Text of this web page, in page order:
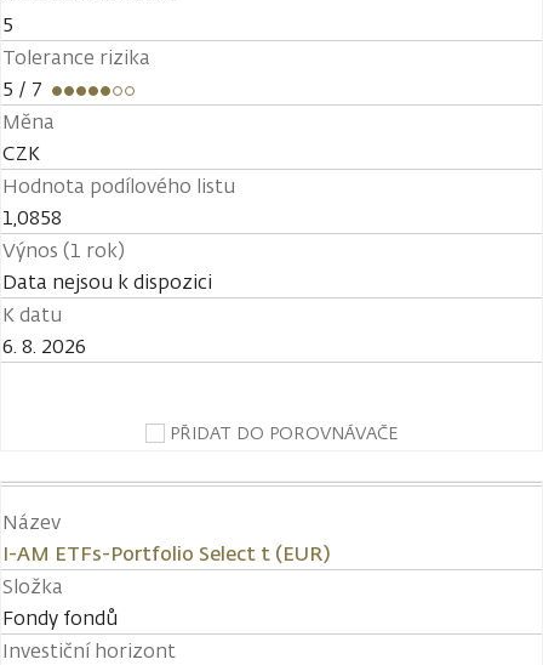
5
Tolerance rizika
5 / 7
Měna
CZK
Hodnota podílového listu
1,0858
Výnos (1 rok)
Data nejsou k dispozici
K datu
6. 8. 2026
PŘIDAT DO POROVNÁVAČE
Název
I-AM ETFs-Portfolio Select t (EUR)
Složka
Fondy fondů
Investiční horizont